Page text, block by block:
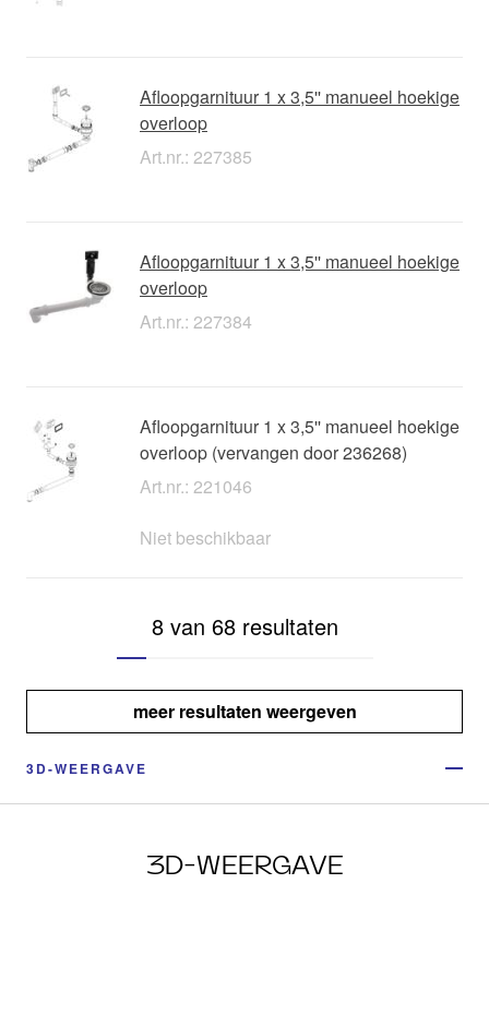
Afloopgarnituur 1 x 3,5'' manueel hoekige
overloop
Art.nr.: 227385
Afloopgarnituur 1 x 3,5'' manueel hoekige
overloop
Art.nr.: 227384
Afloopgarnituur 1 x 3,5'' manueel hoekige
overloop (vervangen door 236268)
Art.nr.: 221046
Niet beschikbaar
8 van 68 resultaten
meer resultaten weergeven
3D-WEERGAVE
3D-WEERGAVE